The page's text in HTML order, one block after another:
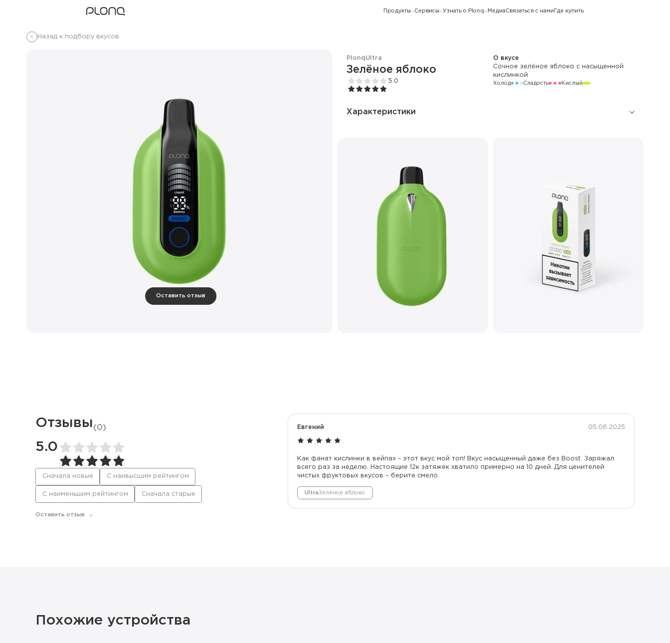
Продукты Сервисы Узнать о Plonq Медиа Связаться с нами Где купить
Назад к подбору вкусов
PlonqUltra
Зелёное яблоко
5.0
О вкусе
Сочное зелёное яблоко с насыщенной
кислинкой
Холод Сладость Кислый
Характеристики
Стандартный / Буст
Перезарядка
Оставить отзыв
Отзывы (0)
5.0
Сначала новые С наивысшим рейтингом
С наименьшим рейтингом Сначала старые
Оставить отзыв
Евгений 05.06.2025
Как фанат кислинки в вейпах – этот вкус мой топ! Вкус насыщенный даже без Boost. Заряжал
всего раз за неделю. Настоящие 12к затяжек хватило примерно на 10 дней. Для ценителей
чистых фруктовых вкусов – берите смело.
UltraЗелёное яблоко
Похожие устройства